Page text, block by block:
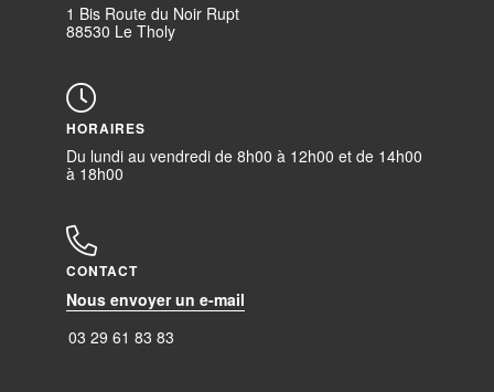
1 Bis Route du Noir Rupt
88530 Le Tholy
HORAIRES
Du lundi au vendredi de 8h00 à 12h00 et de 14h00
à 18h00
CONTACT
Nous envoyer un e-mail
03 29 61 83 83